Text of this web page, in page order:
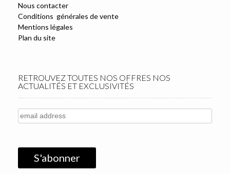
Nous contacter
Conditions générales de vente
Mentions légales
Plan du site
RETROUVEZ TOUTES NOS OFFRES NOS
ACTUALITÉS ET EXCLUSIVITÉS